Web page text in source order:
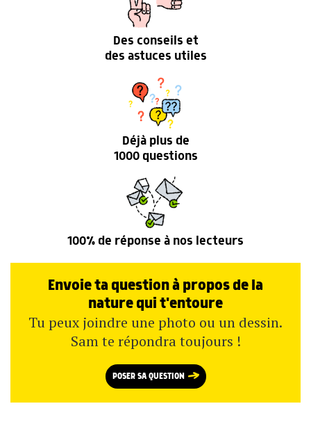
Des conseils et
des astuces utiles
Déjà plus de
1000 questions
100% de réponse à nos lecteurs
Envoie ta question à propos de la
nature qui t'entoure
Tu peux joindre une photo ou un dessin.
Sam te répondra toujours !
POSER SA QUESTION